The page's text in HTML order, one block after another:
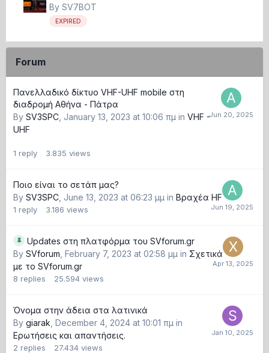
700
By SV7BOT
EXPIRED
Forum
Πανελλαδικό δίκτυο VHF-UHF mobile στη
διαδρομή Αθήνα - Πάτρα
By SV3SPC January 13, 2023 at 10:06 πμ in VHF -
UHF
1 reply 3.835 views
Ποιο είναι το σετάπ μας?
By SV3SPC June 13, 2023 at 06:23 μμ in Βραχέα HF
1 reply 3.186 views
Updates στη πλατφόρμα του SVforum.gr
By SVforum February 7, 2023 at 02:58 μμ in Σχετικά
με το SVforum.gr
8 replies 25.594 views
Όνομα στην άδεια στα λατινικά
By giarak December 4, 2024 at 10:01 πμ in
Ερωτήσεις και απαντήσεις.
2 replies 27.434 views